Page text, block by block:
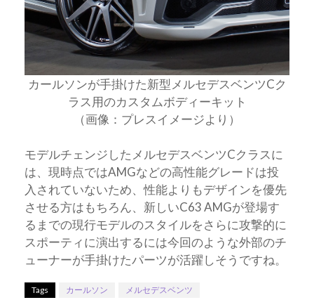
カールソンが手掛けた新型メルセデスベンツCク
ラス用のカスタムボディーキット
（画像：プレスイメージより）
モデルチェンジしたメルセデスベンツCクラスに
は、現時点ではAMGなどの高性能グレードは投
入されていないため、性能よりもデザインを優先
させる方はもちろん、新しいC63 AMGが登場す
るまでの現行モデルのスタイルをさらに攻撃的に
スポーティに演出するには今回のような外部のチ
ューナーが手掛けたパーツが活躍しそうですね。
Tags カールソン メルセデスベンツ